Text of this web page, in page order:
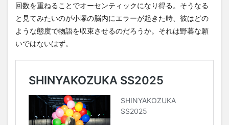
回数を重ねることでオーセンティックになり得る。そうなる
と見てみたいのが小塚の脳内にエラーが起きた時、彼はどの
ような態度で物語を収束させるのだろうか。それは野暮な願
いではないはず。